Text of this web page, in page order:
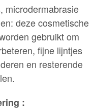
microdermabrasie
deze cosmetische
gebruikt om
fijne lijntjes
en resterende
: